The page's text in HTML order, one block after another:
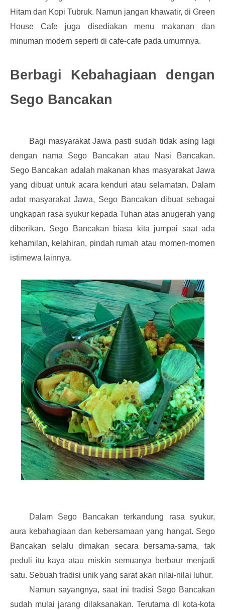
Hitam dan Kopi Tubruk. Namun jangan khawatir, di Green
House Cafe juga disediakan menu makanan dan
minuman modern seperti di cafe-cafe pada umumnya.
Berbagi Kebahagiaan dengan
Sego Bancakan
Bagi masyarakat Jawa pasti sudah tidak asing lagi
dengan nama Sego Bancakan atau Nasi Bancakan.
Sego Bancakan adalah makanan khas masyarakat Jawa
yang dibuat untuk acara kenduri atau selamatan. Dalam
adat masyarakat Jawa, Sego Bancakan dibuat sebagai
ungkapan rasa syukur kepada Tuhan atas anugerah yang
diberikan. Sego Bancakan biasa kita jumpai saat ada
kehamilan, kelahiran, pindah rumah atau momen-momen
istimewa lainnya.
Dalam Sego Bancakan terkandung rasa syukur,
aura kebahagiaan dan kebersamaan yang hangat. Sego
Bancakan selalu dimakan secara bersama-sama, tak
peduli itu kaya atau miskin semuanya berbaur menjadi
satu. Sebuah tradisi unik yang sarat akan nilai-nilai luhur.
Namun sayangnya, saat ini tradisi Sego Bancakan
sudah mulai jarang dilaksanakan. Terutama di kota-kota